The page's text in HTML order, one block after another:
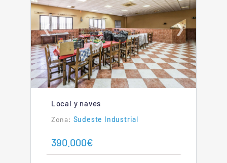
❮ ❯
Local y naves
Sudeste Industrial
390.000€